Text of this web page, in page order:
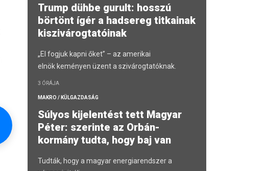
Trump dühbe gurult: hosszú
börtönt ígér a hadsereg titkainak
kiszivárogtatóinak
„El fogjuk kapni őket” – az amerikai
elnök keményen üzent a szivárogtatóknak.
3 ÓRÁJA
MAKRO / KÜLGAZDASÁG
Súlyos kijelentést tett Magyar
Péter: szerinte az Orbán-
kormány tudta, hogy baj van
Tudták, hogy a magyar energiarendszer a